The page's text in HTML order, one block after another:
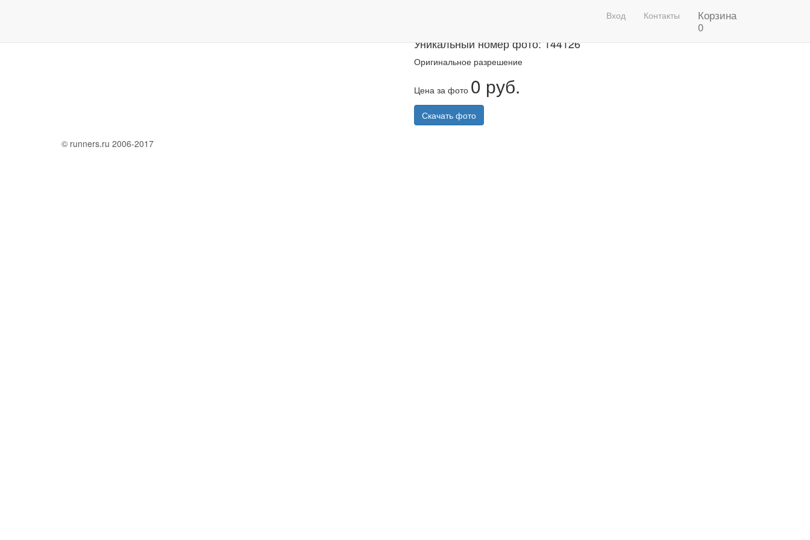
Вход Контакты
Корзина
0
Казанский марафон 2020 Фото
Уникальный номер фото: 144126
Оригинальное разрешение
Цена за фото 0 руб.
Скачать фото
© runners.ru 2006-2017